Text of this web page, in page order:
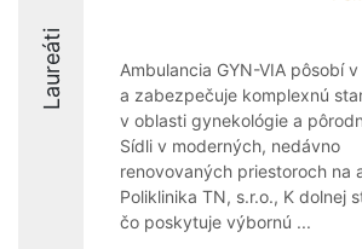
Laureáti
Ambulancia GYN-VIA pôsobí
a zabezpečuje komplexnú
v oblasti gynekológie a
Sídli v moderných, nedávno
renovovaných priestoroch na
Poliklinika TN, s.r.o., K dolnej
čo poskytuje výbornú ...